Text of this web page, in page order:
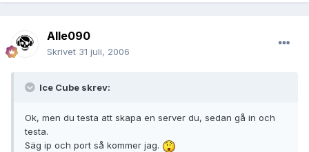
Alle090
Skrivet 31 juli, 2006
Ice Cube skrev:
Ok, men du testa att skapa en server du, sedan gå in och
testa.
Säg ip och port så kommer jag.